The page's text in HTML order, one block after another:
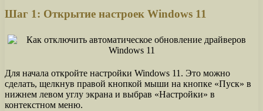
Шаг 1: Открытие настроек Windows 11
Для начала откройте настройки Windows 11. Это можно
сделать, щелкнув правой кнопкой мыши на кнопке «Пуск» в
нижнем левом углу экрана и выбрав «Настройки» в
контекстном меню.